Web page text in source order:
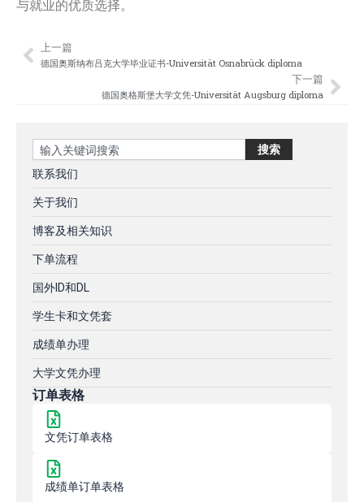
与就业的优质选择。
Prev
上一篇
德国奥斯纳布吕克大学毕业证书-Universität Osnabrück diploma
下一篇
德国奥格斯堡大学文凭-Universität Augsburg diploma
Search 搜索
联系我们
关于我们
博客及相关知识
下单流程
国外ID和DL
学生卡和文凭套
成绩单办理
大学文凭办理
订单表格
文凭订单表格
成绩单订单表格